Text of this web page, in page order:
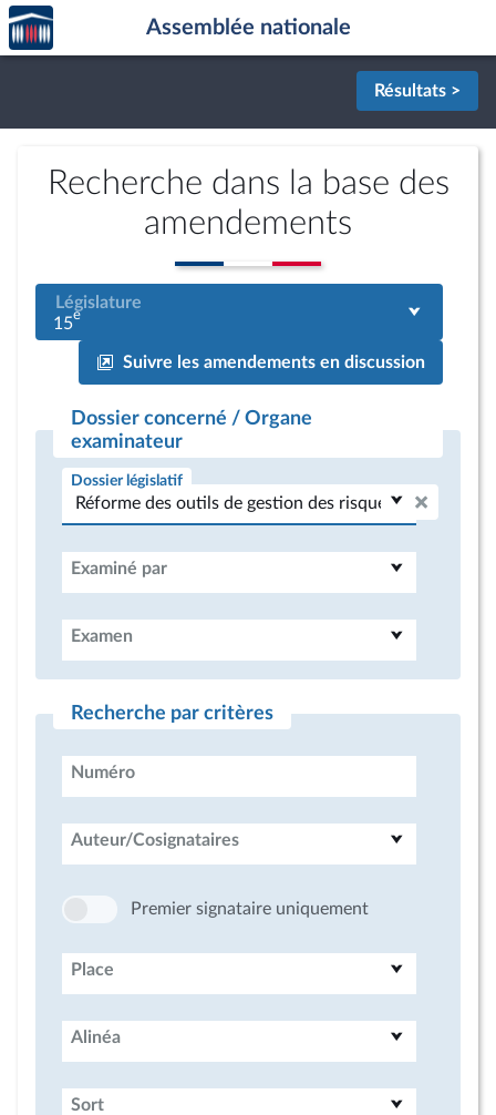
Aller au contenu
Aller en bas de la page
Accèder
à la
page
Assemblée nationale
Résultats >
Recherche dans la base des
amendements
Législature
15e
Suivre les amendements en discussion
Dossier concerné / Organe
examinateur
Dossier législatif
Examiné par
Examen
Recherche par critères
Numéro
Auteur/Cosignataires
Premier signataire uniquement
Place
Alinéa
Sort